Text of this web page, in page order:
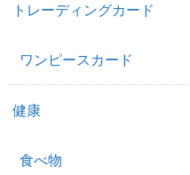
トレーディングカード
ワンピースカード
健康
食べ物